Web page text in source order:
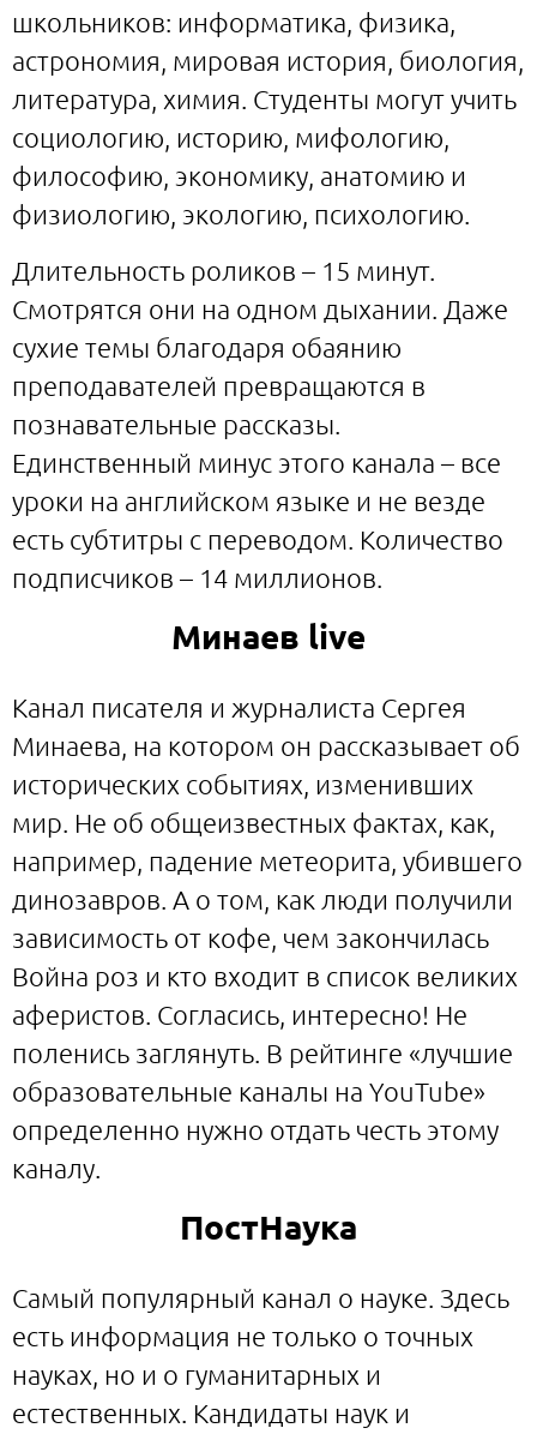
школьников: информатика, физика,
астрономия, мировая история, биология,
литература, химия. Студенты могут учить
социологию, историю, мифологию,
философию, экономику, анатомию и
физиологию, экологию, психологию.
Длительность роликов – 15 минут.
Смотрятся они на одном дыхании. Даже
сухие темы благодаря обаянию
преподавателей превращаются в
познавательные рассказы.
Единственный минус этого канала – все
уроки на английском языке и не везде
есть субтитры с переводом. Количество
подписчиков – 14 миллионов.
Минаев live
Канал писателя и журналиста Сергея
Минаева, на котором он рассказывает об
исторических событиях, изменивших
мир. Не об общеизвестных фактах, как,
например, падение метеорита, убившего
динозавров. А о том, как люди получили
зависимость от кофе, чем закончилась
Война роз и кто входит в список великих
аферистов. Согласись, интересно! Не
поленись заглянуть. В рейтинге «лучшие
образовательные каналы на YouTube»
определенно нужно отдать честь этому
каналу.
ПостНаука
Самый популярный канал о науке. Здесь
есть информация не только о точных
науках, но и о гуманитарных и
естественных. Кандидаты наук и